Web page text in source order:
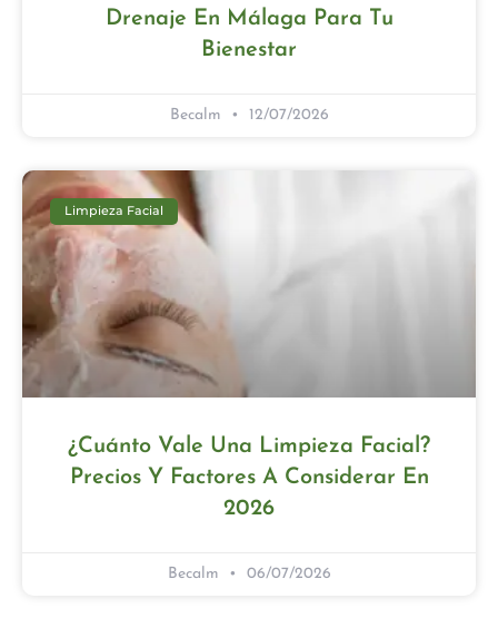
Drenaje En Málaga Para Tu
Bienestar
Becalm 12/07/2026
Limpieza Facial
¿Cuánto Vale Una Limpieza Facial?
Precios Y Factores A Considerar En
2026
Becalm 06/07/2026